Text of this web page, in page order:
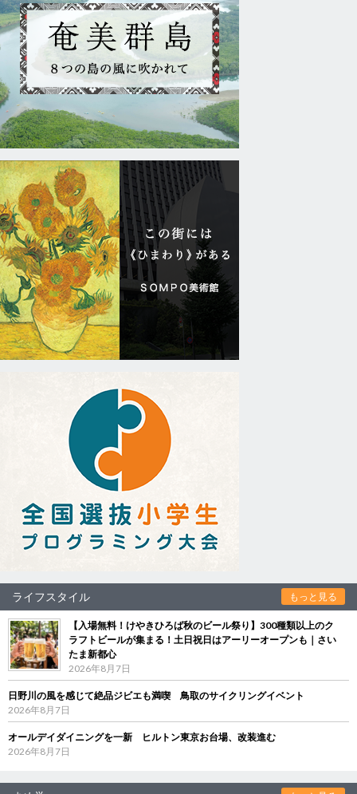
ライフスタイル もっと見る
【入場無料！けやきひろば秋のビール祭り】300種類以上のク
ラフトビールが集まる！土日祝日はアーリーオープンも｜さい
たま新都心
2026年8月7日
日野川の風を感じて絶品ジビエも満喫 鳥取のサイクリングイベント
2026年8月7日
オールデイダイニングを一新 ヒルトン東京お台場、改装進む
2026年8月7日